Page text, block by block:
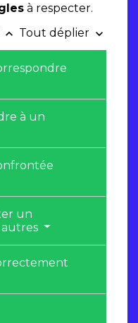
à respecter.
keyboard_arrow_up Tout déplier keyboard_arrow_down
à un
un
autres